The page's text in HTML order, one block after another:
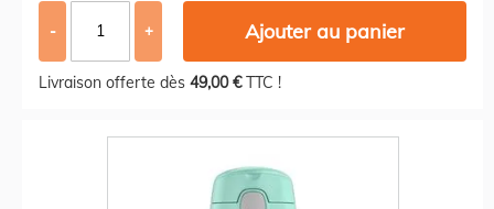
- + Ajouter au panier
Livraison offerte dès 49,00 €TTC !